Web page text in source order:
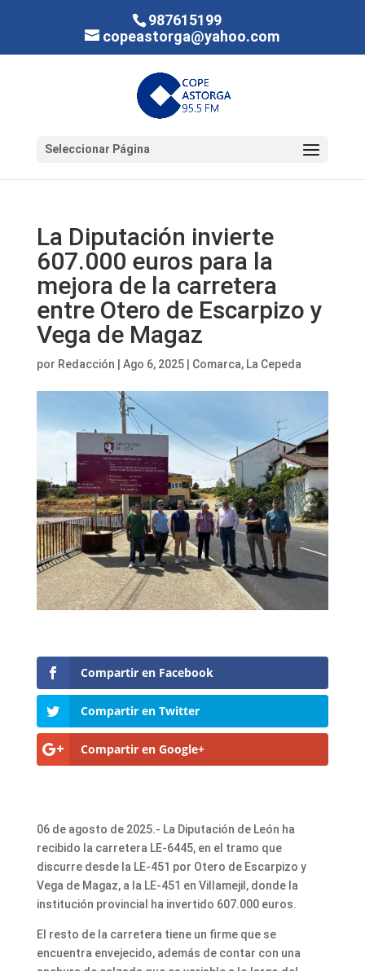
987615199
copeastorga@yahoo.com
Seleccionar Página
La Diputación invierte
607.000 euros para la
mejora de la carretera
entre Otero de Escarpizo y
Vega de Magaz
por Redacción Ago 6, 2025| Comarca, La Cepeda
Compartir en Facebook
Compartir en Twitter
Compartir en Google+
06 de agosto de 2025.- La Diputación de León ha
recibido la carretera LE-6445, en el tramo que
discurre desde la LE-451 por Otero de Escarpizo y
Vega de Magaz, a la LE-451 en Villamejil, donde la
institución provincial ha invertido 607.000 euros.
El resto de la carretera tiene un firme que se
encuentra envejecido, además de contar con una